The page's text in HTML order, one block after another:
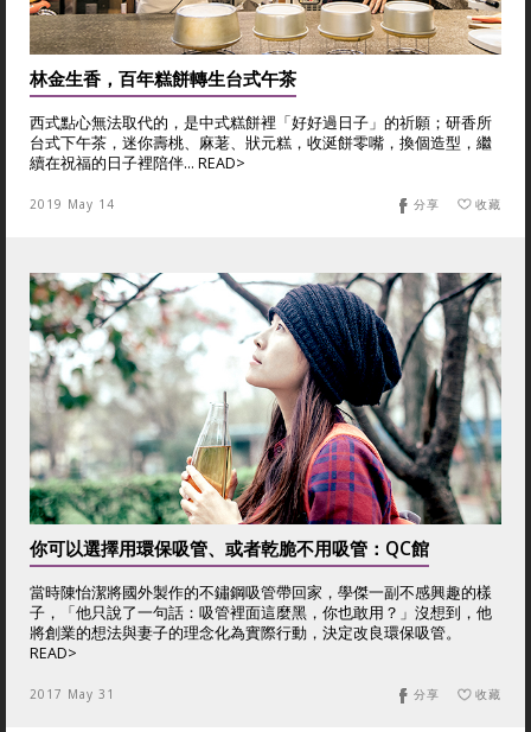
林金生香，百年糕餅轉生台式午茶
西式點心無法取代的，是中式糕餅裡「好好過日子」的祈願；研香所
台式下午茶，迷你壽桃、麻荖、狀元糕，收涎餅零嘴，換個造型，繼
續在祝福的日子裡陪伴… READ>
2019 May 14 收藏
分享
你可以選擇用環保吸管、或者乾脆不用吸管：QC館
當時陳怡潔將國外製作的不鏽鋼吸管帶回家，學傑一副不感興趣的樣
子，「他只說了一句話：吸管裡面這麼黑，你也敢用？」沒想到，他
將創業的想法與妻子的理念化為實際行動，決定改良環保吸管。
READ>
2017 May 31 收藏
分享